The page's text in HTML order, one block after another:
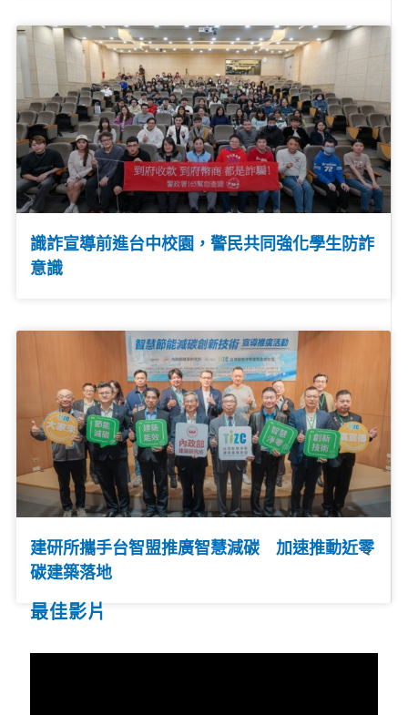
識詐宣導前進台中校園，警民共同強化學生防詐
意識
建研所攜手台智盟推廣智慧減碳 加速推動近零
碳建築落地
最佳影片